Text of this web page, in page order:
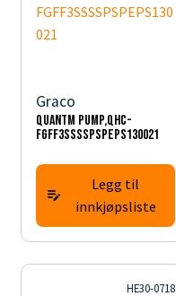
Graco
QUANTM PUMP,QHC-
FGFF3SSSSPSPEPS130021
Legg til
innkjøpsliste
HE30-0718